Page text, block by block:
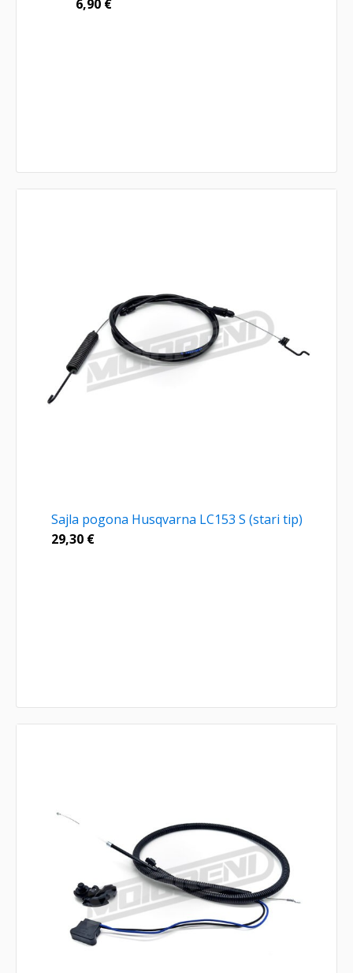
6,90 €
Sajla pogona Husqvarna LC153 S (stari tip)
29,30 €